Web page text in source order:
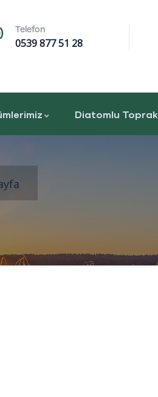
Telefon
0539 877 51 28
Diatomlu Toprak